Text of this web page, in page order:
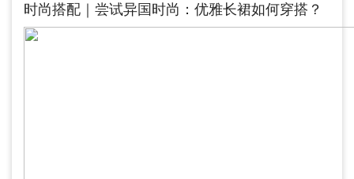
时尚搭配｜尝试异国时尚：优雅长裙如何穿搭？